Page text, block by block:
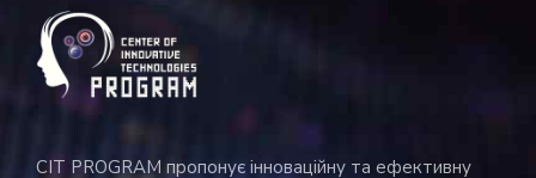
CIT PROGRAM пропонує інноваційну та ефективну